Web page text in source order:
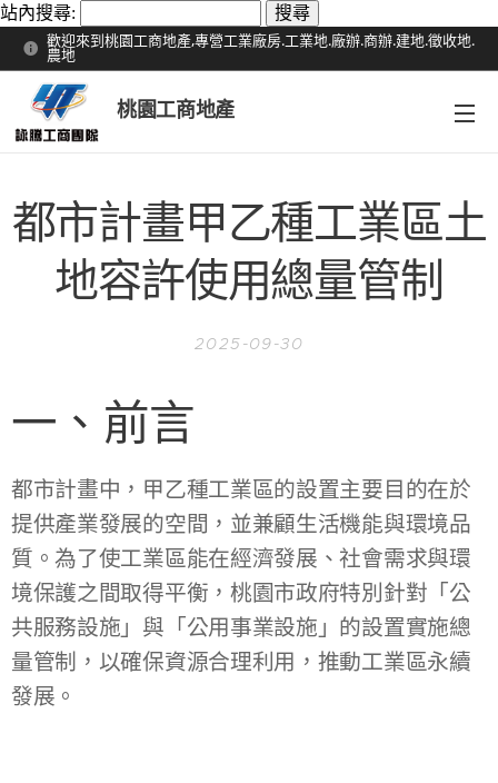
站內搜尋:
歡迎來到桃園工商地產,專營工業廠房.工業地.廠辦.商辦.建地.徵收地.
農地
桃園工商地產
都市計畫甲乙種工業區土
地容許使用總量管制
2025-09-30
一、前言
都市計畫中，甲乙種工業區的設置主要目的在於
提供產業發展的空間，並兼顧生活機能與環境品
質。為了使工業區能在經濟發展、社會需求與環
境保護之間取得平衡，桃園市政府特別針對「公
共服務設施」與「公用事業設施」的設置實施總
量管制，以確保資源合理利用，推動工業區永續
發展。